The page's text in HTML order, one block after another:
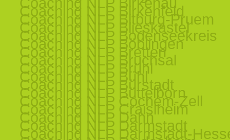
Coaching NLP Birkenfeld
Coaching NLP Bitburg-Pruem
Coaching NLP Blieskastel
Coaching NLP Bodenseekreis
Coaching NLP Böblingen
Coaching NLP Bretten
Coaching NLP Bruchsal
Coaching NLP Brühl
Coaching NLP Bühl
Coaching NLP Bürstadt
Coaching NLP Büttelborn
Coaching NLP Cochem-Zell
Coaching NLP Craislheim
Coaching NLP Dahn
Coaching NLP Darmstadt
Coaching NLP Darmstadt-